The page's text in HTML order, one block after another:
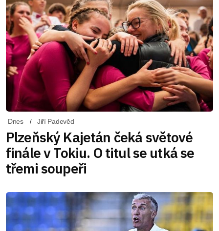
Dnes Jiří Padevěd
Plzeňský Kajetán čeká světové
finále v Tokiu. O titul se utká se
třemi soupeři